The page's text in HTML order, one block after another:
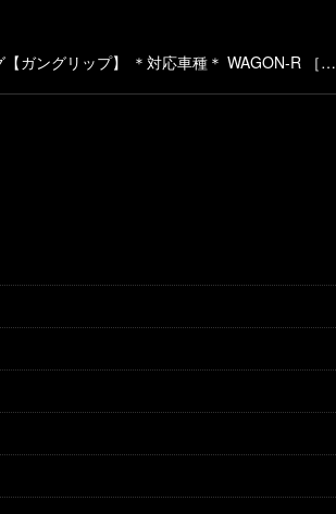
絞り込む
ングリップ】 ＊対応車種＊ WAGON-R ［…